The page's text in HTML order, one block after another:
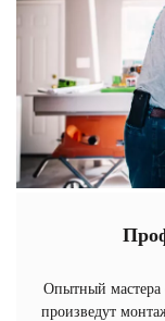
Опытный мастера
произведут